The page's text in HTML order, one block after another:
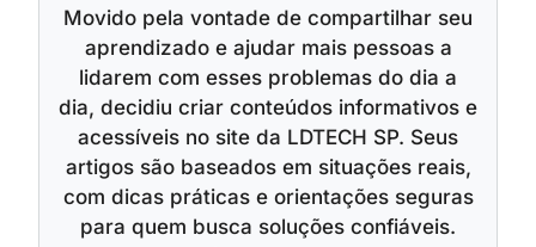
Movido pela vontade de compartilhar seu
aprendizado e ajudar mais pessoas a
lidarem com esses problemas do dia a
dia, decidiu criar conteúdos informativos e
acessíveis no site da LDTECH SP. Seus
artigos são baseados em situações reais,
com dicas práticas e orientações seguras
para quem busca soluções confiáveis.